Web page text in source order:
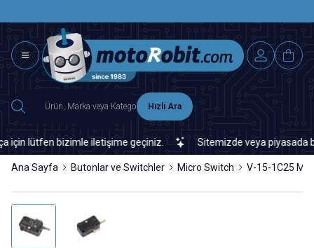
Hızlı Ara
lütfen bizimle iletişime geçiniz. Sitemizde veya piyasada
Ana Sayfa Butonlar ve Switchler Micro Switch V-15-1C25